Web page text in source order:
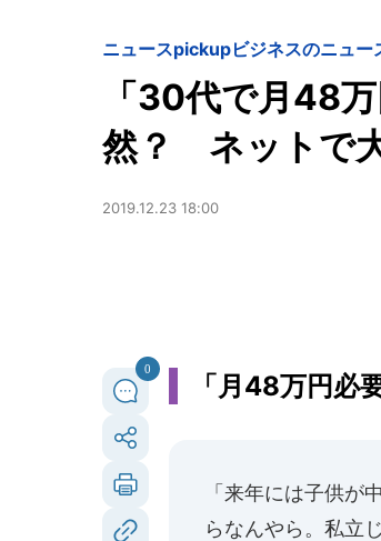
ニュースpickupビジネスのニュー
「30代で月48
然？ ネットで
2019.12.23 18:00
0
「月48万円必
「来年には子供が
らなんやら。私立